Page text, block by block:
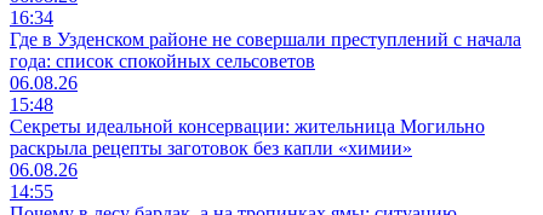
16:34
Где в Узденском районе не совершали преступлений с начала
года: список спокойных сельсоветов
06.08.26
15:48
Секреты идеальной консервации: жительница Могильно
раскрыла рецепты заготовок без капли «химии»
06.08.26
14:55